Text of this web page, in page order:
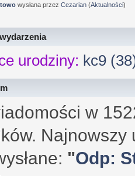
wysłana przez Cezarian(Aktualności)
urodziny: kc9
w
"Odp: